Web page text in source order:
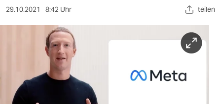
kultur
sport
wahrheit
29.10.2021 8:42 Uhr teilen